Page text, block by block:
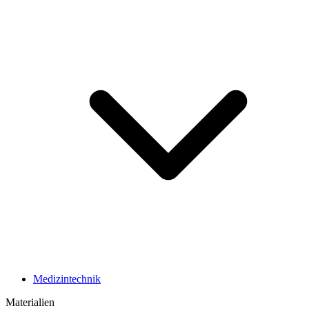
Medizintechnik
Materialien